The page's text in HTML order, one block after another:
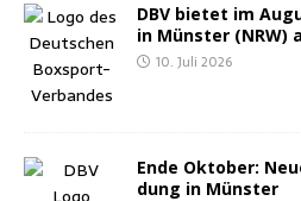
DBV bie­tet im
in Müns­ter (NRW)
10. Juli 2026
Ende Okto­ber:
dung in Münster